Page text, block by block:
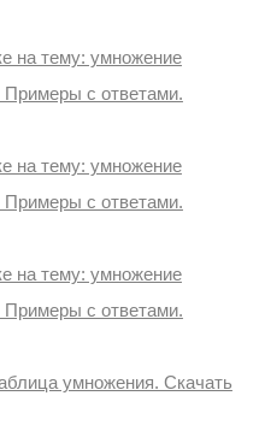
на тему: умножение
Примеры с ответами.
на тему: умножение
Примеры с ответами.
на тему: умножение
Примеры с ответами.
умножения. Скачать